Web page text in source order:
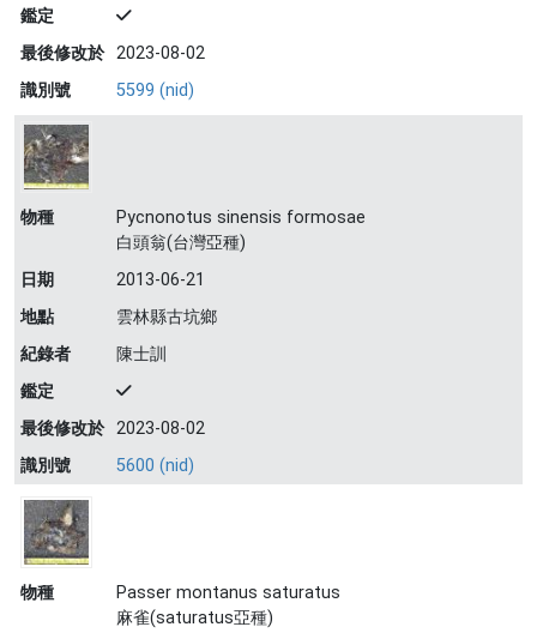
鑑定
最後修改於 2023-08-02
識別號
5599 (nid)
物種
Pycnonotus sinensis formosae
白頭翁(台灣亞種)
日期
2013-06-21
地點
雲林縣古坑鄉
紀錄者
陳士訓
鑑定
最後修改於 2023-08-02
識別號
5600 (nid)
物種
Passer montanus saturatus
麻雀(saturatus亞種)